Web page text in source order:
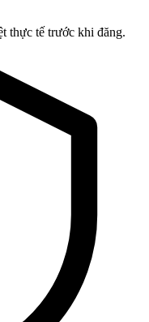
thực tế trước khi đăng.